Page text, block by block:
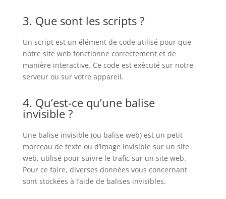
3. Que sont les scripts ?
Un script est un élément de code utilisé pour que
notre site web fonctionne correctement et de
manière interactive. Ce code est exécuté sur notre
serveur ou sur votre appareil.
4. Qu’est-ce qu’une balise
invisible ?
Une balise invisible (ou balise web) est un petit
morceau de texte ou d’image invisible sur un site
web, utilisé pour suivre le trafic sur un site web.
Pour ce faire, diverses données vous concernant
sont stockées à l’aide de balises invisibles.